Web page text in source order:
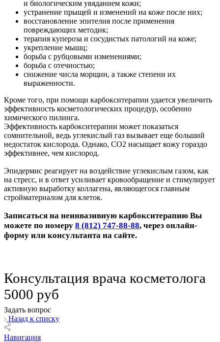
и биологическим увяданием кожи;
устранение прыщей и изменений на коже после них;
восстановление эпителия после применения
повреждающих методик;
терапия купероза и сосудистых патологий на коже;
укрепление мышц;
борьба с рубцовыми изменениями;
борьба с отечностью;
снижение числа морщин, а также степени их
выраженности.
Кроме того, при помощи карбокситерапии удается увеличить
эффективность косметологических процедур, особенно
химического пилинга.
Эффективность карбокситерапии может показаться
сомнительной, ведь углекислый газ вызывает еще больший
недостаток кислорода. Однако, СО2 насыщает кожу гораздо
эффективнее, чем кислород.
Эпидермис реагирует на воздействие углекислым газом, как
на стресс, и в ответ усиливает кровообращение и стимулирует
активную выработку коллагена, являющегося главным
стройматериалом для клеток.
Записаться на неинвазивную карбокситерапию Вы
можете по номеру 8 (812) 747-88-88, через онлайн-
форму или консультанта на сайте.
Консультация врача косметолога
5000 руб
Задать вопрос
Назад к списку
Навигация